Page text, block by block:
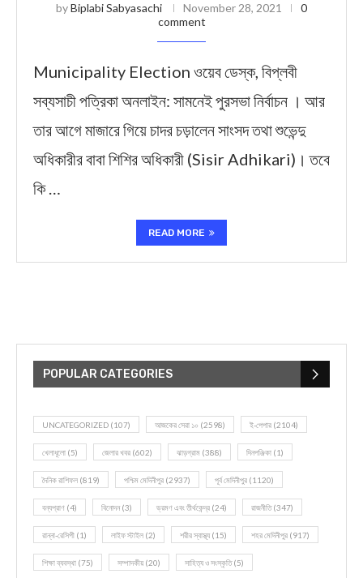
byBiplabi Sabyasachi November 28, 2021
0
comment
Municipality Election ওয়েব ডেস্ক, বিপ্লবী
সব্যসাচী পত্রিকা অনলাইন: সামনেই পুরসভা নির্বাচন । আর
তার আগে মাজারে গিয়ে চাদর চড়ালেন সাংসদ তথা শুভেন্দু
অধিকারীর বাবা শিশির অধিকারী (Sisir Adhikari)। তবে
কি …
READ MORE
POPULAR CATEGORIES
UNCATEGORIZED (107) আজকের সেরা ১০ (2598) ই-পেপার (2104)
খেলাধূলো (5) জেলার খবর (602) ঝাড়গ্রাম (388) দিনপঞ্জিকা (1)
দৈনিক রাশিফল (819) পশ্চিম মেদিনীপুর (2937) পূর্ব মেদিনীপুর (1120)
বন্যপ্রাণ (4) বিনোদন(3) ভ্রমণ এবং তীর্থকেন্দ্র (24) রাজনীতি(347)
রান্না-রেসিপী (1) লাইফ স্টাইল (2) শরীর স্বাস্থ্য (15) শহর মেদিনীপুর (917)
শিক্ষা ব্যবস্থা (75) সম্পাদকীয় (20) সাহিত্য ও সংস্কৃতি(5)